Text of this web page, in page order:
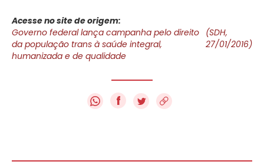
Acesse no site de origem:
Governo federal lança campanha pelo direito
da população trans à saúde integral,
humanizada e de qualidade
(SDH,
27/01/2016)
f